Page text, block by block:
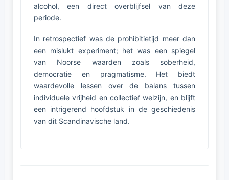
alcohol, een direct overblijfsel van deze
periode.
In retrospectief was de prohibitietijd meer dan
een mislukt experiment; het was een spiegel
van Noorse waarden zoals soberheid,
democratie en pragmatisme. Het biedt
waardevolle lessen over de balans tussen
individuele vrijheid en collectief welzijn, en blijft
een intrigerend hoofdstuk in de geschiedenis
van dit Scandinavische land.